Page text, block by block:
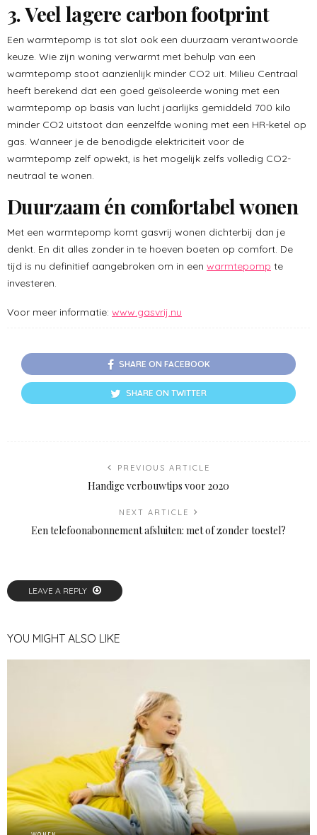
3. Veel lagere carbon footprint
Een warmtepomp is tot slot ook een duurzaam verantwoorde
keuze. Wie zijn woning verwarmt met behulp van een
warmtepomp stoot aanzienlijk minder CO2 uit. Milieu Centraal
heeft berekend dat een goed geïsoleerde woning met een
warmtepomp op basis van lucht jaarlijks gemiddeld 700 kilo
minder CO2 uitstoot dan eenzelfde woning met een HR-ketel op
gas. Wanneer je de benodigde elektriciteit voor de
warmtepomp zelf opwekt, is het mogelijk zelfs volledig CO2-
neutraal te wonen.
Duurzaam én comfortabel wonen
Met een warmtepomp komt gasvrij wonen dichterbij dan je
denkt. En dit alles zonder in te hoeven boeten op comfort. De
tijd is nu definitief aangebroken om in een warmtepomp te
investeren.
Voor meer informatie: www.gasvrij.nu
SHARE ON FACEBOOK
SHARE ON TWITTER
PREVIOUS ARTICLE
Handige verbouwtips voor 2020
NEXT ARTICLE
Een telefoonabonnement afsluiten: met of zonder toestel?
LEAVE A REPLY
YOU MIGHT ALSO LIKE